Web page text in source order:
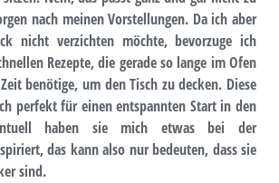
nach meinen Vorstellungen. Da ich aber
nicht verzichten möchte, bevorzuge ich
Rezepte, die gerade so lange im Ofen
benötige, um den Tisch zu decken. Diese
perfekt für einen entspannten Start in den
haben sie mich etwas bei der
das kann also nur bedeuten, dass sie
sind.